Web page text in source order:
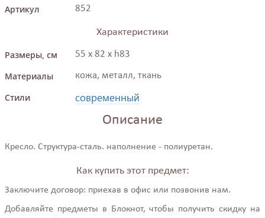
Артикул 852
Характеристики
Размеры, см
55 x 82 x h83
Материалы кожа, металл, ткань
Стили современный
Описание
Кресло. Структура-сталь. наполнение - полиуретан.
Как купить этот предмет:
Заключите договор: приехав в офис или позвонив нам.
Добавляйте предметы в Блокнот, чтобы получить скидку на